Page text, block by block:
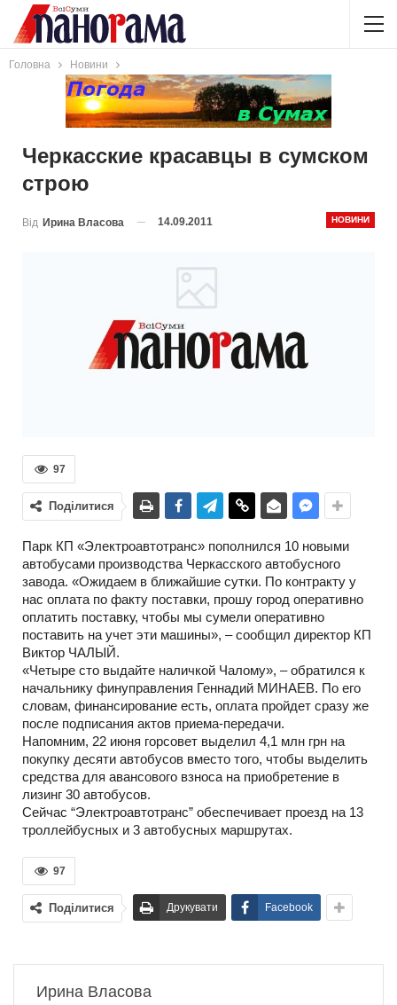
Головна Новини
Черкасские красавцы в сумском
строю
НОВИНИ
Від Ирина Власова 14.09.2011
97
Поділитися
Парк КП «Электроавтотранс» пополнился 10 новыми
автобусами производства Черкасского автобусного
завода. «Ожидаем в ближайшие сутки. По контракту у
нас оплата по факту поставки, прошу город оперативно
оплатить поставку, чтобы мы сумели оперативно
поставить на учет эти машины», – сообщил директор КП
Виктор ЧАЛЫЙ.
«Четыре сто выдайте наличкой Чалому», – обратился к
начальнику финуправления Геннадий МИНАЕВ. По его
словам, финансирование есть, оплата пройдет сразу же
после подписания актов приема-передачи.
Напомним, 22 июня горсовет выделил 4,1 млн грн на
покупку десяти автобусов вместо того, чтобы выделить
средства для авансового взноса на приобретение в
лизинг 30 автобусов.
Сейчас “Электроавтотранс” обеспечивает проезд на 13
троллейбусных и 3 автобусных маршрутах.
97
Поділитися Друкувати Facebook
Ирина Власова